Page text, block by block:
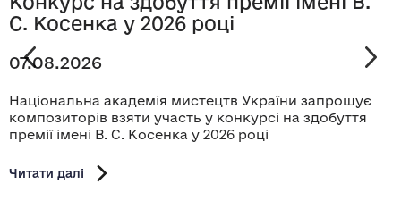
С. Косенка у 2026 році
07.08.2026
Національна академія мистецтв України запрошує
композиторів взяти участь у конкурсі на здобуття
премії імені В. С. Косенка у 2026 році
Читати далі